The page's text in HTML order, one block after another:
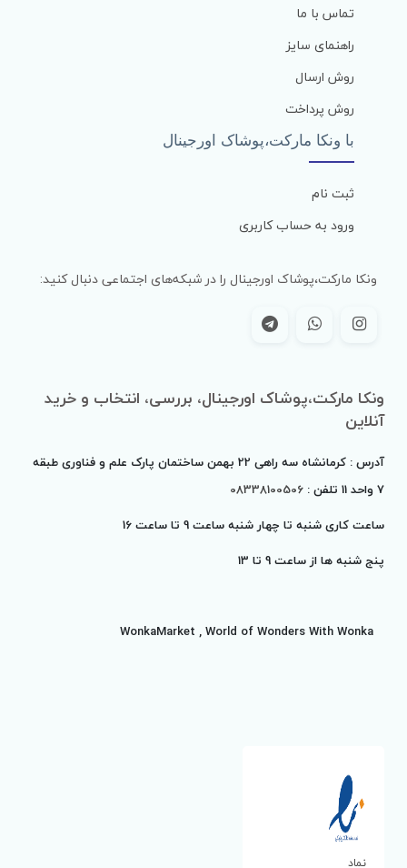
تماس با ما
راهنمای سایز
روش ارسال
روش پرداخت
با ونکا مارکت،پوشاک اورجینال
ثبت نام
ورود به حساب کاربری
ونکا مارکت،پوشاک اورجینال را در شبکه‌های اجتماعی دنبال کنید:
ونکا مارکت،پوشاک اورجینال، بررسی، انتخاب و خرید
آنلاین
آدرس : کرمانشاه سه راهی 22 بهمن ساختمان پارک علم و فناوری طبقه
7 واحد 11 تلفن :
08338100506
ساعت کاری شنبه تا چهار شنبه ساعت 9 تا ساعت 16
پنج شنبه ها از ساعت 9 تا
13
نماد